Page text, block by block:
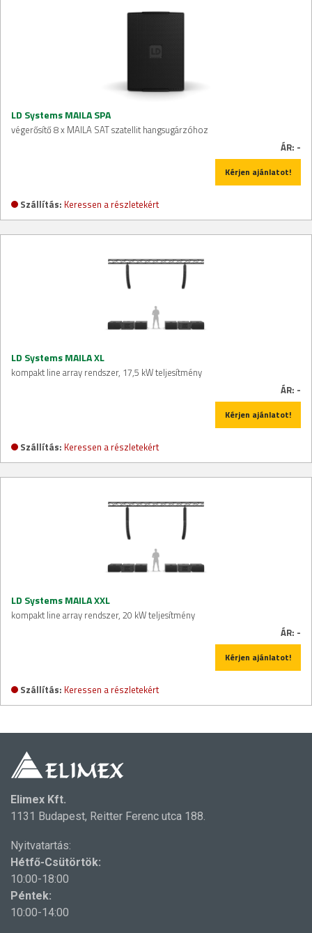
LD Systems MAILA SPA
végerősítő 8 x MAILA SAT szatellit hangsugárzóhoz
ÁR: -
Kérjen ajánlatot!
Szállítás: Keressen a részletekért
LD Systems MAILA XL
kompakt line array rendszer, 17,5 kW teljesítmény
ÁR: -
Kérjen ajánlatot!
Szállítás: Keressen a részletekért
LD Systems MAILA XXL
kompakt line array rendszer, 20 kW teljesítmény
ÁR: -
Kérjen ajánlatot!
Szállítás: Keressen a részletekért
Elimex Kft.
1131 Budapest, Reitter Ferenc utca 188.
Nyitvatartás:
Hétfő-Csütörtök:
10:00-18:00
Péntek:
10:00-14:00